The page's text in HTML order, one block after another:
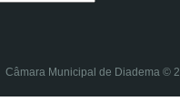
Câmara Municipal de Diadema ©